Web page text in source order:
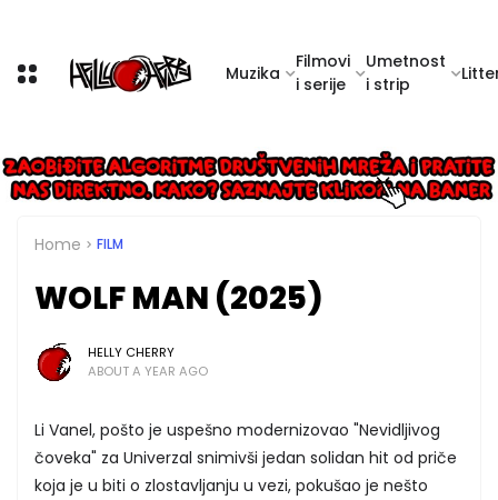
Muzika
Filmovi
i serije
Umetnost
i strip
Home FILM
WOLF MAN (2025)
HELLY CHERRY
ABOUT A YEAR AGO
Li Vanel, pošto je uspešno modernizovao "Nevidljivog
čoveka" za Univerzal snimivši jedan solidan hit od priče
koja je u biti o zlostavljanju u vezi, pokušao je nešto